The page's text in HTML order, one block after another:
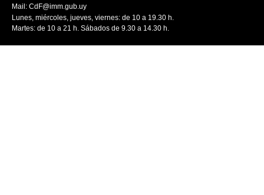
Mail: CdF@imm.gub.uy
Lunes, miércoles, jueves, viernes: de 10 a 19.30 h.
Martes: de 10 a 21 h. Sábados de 9.30 a 14.30 h.